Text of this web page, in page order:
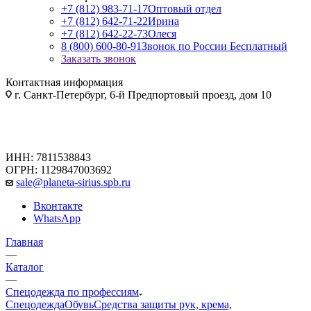
+7 (812) 983-71-17Оптовый отдел
+7 (812) 642-71-22Ирина
+7 (812) 642-22-73Олеся
8 (800) 600-80-91Звонок по России Бесплатный
Заказать звонок
Контактная информация
г. Санкт-Петербург, 6-й Предпортовый проезд, дом 10
ИНН: 7811538843
ОГРН: 1129847003692
sale@planeta-sirius.spb.ru
Вконтакте
WhatsApp
Главная
—
Каталог
—
Спецодежда по профессиям
СпецодеждаОбувьСредства защиты рук, крема,